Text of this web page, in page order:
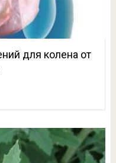
для колена от